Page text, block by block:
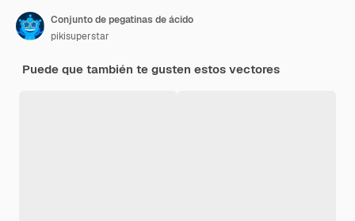
Conjunto de pegatinas de ácido
pikisuperstar
Puede que también te gusten estos vectores